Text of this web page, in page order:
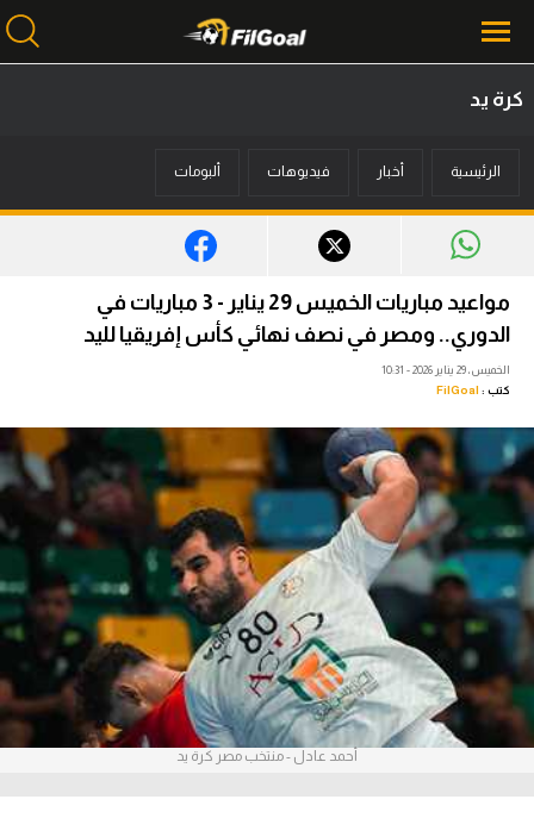
أخبار
ميركاتو
فانتازي في الجول
مسابقة التوقعات
فيديوهات
عدسات
آراء حرة
ركن الألعاب
بطولات
أمريكا 2026
كرة يد
الرئيسية أخبار فيديوهات ألبومات
مواعيد مباريات الخميس 29 يناير - 3 مباريات في
الدوري.. ومصر في نصف نهائي كأس إفريقيا لليد
الخميس، 29 يناير 2026 - 10:31
كتب : FilGoal
أحمد عادل - منتخب مصر كرة يد